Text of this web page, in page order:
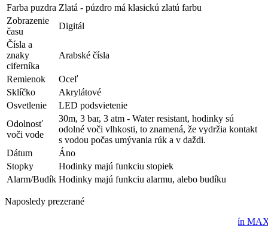
Farba puzdra Zlatá - púzdro má klasickú zlatú farbu
Zobrazenie
času
Digitál
Čísla a
znaky
ciferníka
Arabské čísla
Remienok
Oceľ
Sklíčko
Akrylátové
Osvetlenie
LED podsvietenie
Odolnosť
voči vode
30m, 3 bar, 3 atm - Water resistant, hodinky sú
odolné voči vlhkosti, to znamená, že vydržia kontakt
s vodou počas umývania rúk a v daždi.
Dátum
Áno
Stopky
Hodinky majú funkciu stopiek
Alarm/Budík Hodinky majú funkciu alarmu, alebo budíku
Naposledy prezerané